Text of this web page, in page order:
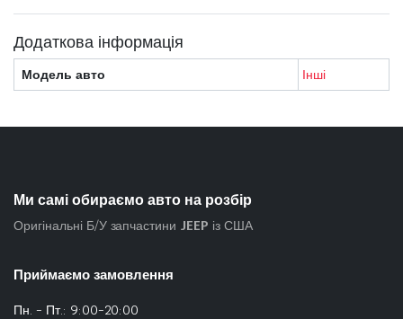
Додаткова інформація
Модель авто Інші
Ми самі обираємо авто на розбір
Оригінальні Б/У запчастини JEEP із США
Приймаємо замовлення
Пн. - Пт.: 9:00-20:00